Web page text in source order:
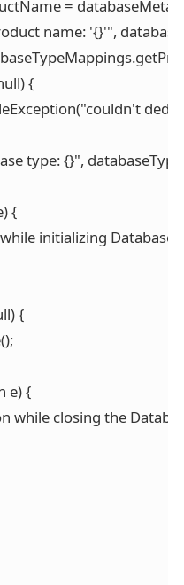
=
product name: '{}'",
{
type: {}",
{
while initializing
{
e) {
while closing the